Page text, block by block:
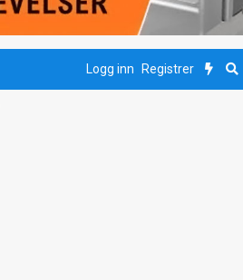
Logg inn Registrer